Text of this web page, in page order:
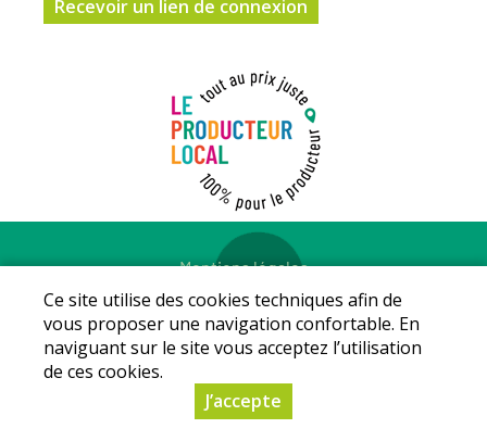
Mentions légales
© Copyright 2026 - LE PRODUCTEUR LOCAL - Tous droits
réservés - Conception :Sarl Dynapse
Ce site utilise des cookies techniques afin de
vous proposer une navigation confortable. En
naviguant sur le site vous acceptez l’utilisation
de ces cookies.
J’accepte